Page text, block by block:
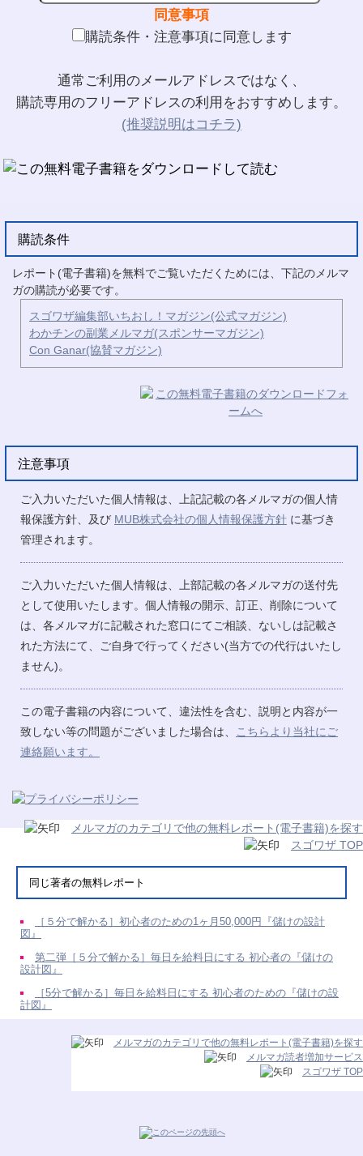
同意事項
購読条件・注意事項に同意します
通常ご利用のメールアドレスではなく、
購読専用のフリーアドレスの利用をおすすめします。
(推奨説明はコチラ)
購読条件
レポート(電子書籍)を無料でご覧いただくためには、下記のメルマ
ガの購読が必要です。
スゴワザ編集部いちおし！マガジン(公式マガジン)
わかチンの副業メルマガ(スポンサーマガジン)
Con Ganar(協賛マガジン)
注意事項
ご入力いただいた個人情報は、上記記載の各メルマガの個人情
報保護方針、及び MUB株式会社の個人情報保護方針 に基づき
管理されます。
ご入力いただいた個人情報は、上部記載の各メルマガの送付先
として使用いたします。個人情報の開示、訂正、削除について
は、各メルマガに記載された窓口にてご相談、ないしは記載さ
れた方法にて、ご自身で行ってください(当方での代行はいたし
ません)。
この電子書籍の内容について、違法性を含む、説明と内容が一
致しない等の問題がございました場合は、
こちらより当社にご
連絡願います。
メルマガのカテゴリで他の無料レポート(電子書籍)を探す
スゴワザ TOP
同じ著者の無料レポート
［５分で解かる］初心者のための1ヶ月50,000円『儲けの設計
図』
第二弾［５分で解かる］毎日を給料日にする 初心者の『儲けの
設計図』
［5分で解かる］毎日を給料日にする 初心者のための『儲けの設
計図』
メルマガのカテゴリで他の無料レポート(電子書籍)を探す
メルマガ読者増加サービス
スゴワザ TOP